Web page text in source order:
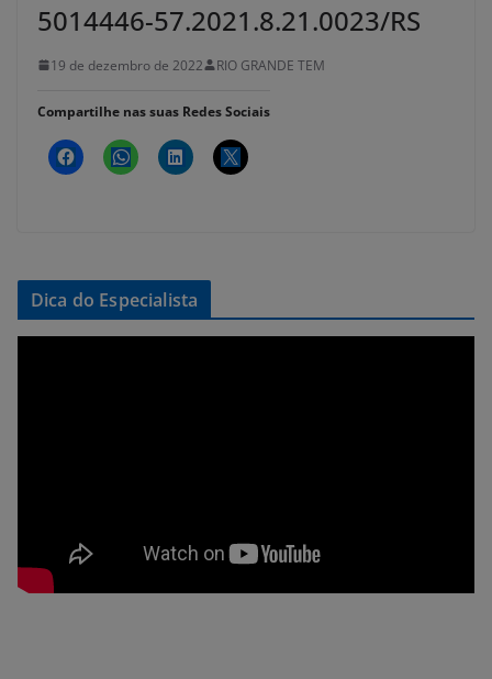
5014446-57.2021.8.21.0023/RS
19 de dezembro de 2022 RIO GRANDE TEM
Compartilhe nas suas Redes Sociais
Dica do Especialista